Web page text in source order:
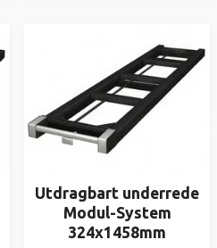
Utdragbart underrede
Modul-System
324x1458mm